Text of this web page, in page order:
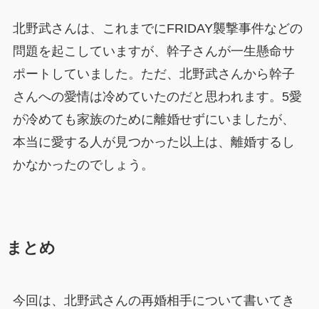
北野武さんは、これまでにFRIDAY襲撃事件などの
問題を起こしていますが、幹子さんが一生懸命サ
ポートしていました。ただ、北野武さんから幹子
さんへの愛情は冷めていたのだと思われます。5愛
が冷めても家族のために離婚せずにいましたが、
本当に愛する人が見つかった以上は、離婚するし
かなかったのでしょう。
まとめ
今回は、北野武さんの再婚相手について書いてき